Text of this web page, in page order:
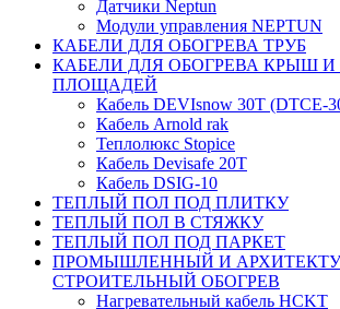
Датчики Neptun
Модули управления NEPTUN
КАБЕЛИ ДЛЯ ОБОГРЕВА ТРУБ
КАБЕЛИ ДЛЯ ОБОГРЕВА КРЫШ
ПЛОЩАДЕЙ
Кабель DEVIsnow 30Т (DTCE-
Кабель Arnold rak
Теплолюкс Stopice
Кабель Devisafe 20T
Кабель DSIG-10
ТЕПЛЫЙ ПОЛ ПОД ПЛИТКУ
ТЕПЛЫЙ ПОЛ В СТЯЖКУ
ТЕПЛЫЙ ПОЛ ПОД ПАРКЕТ
ПРОМЫШЛЕННЫЙ И
СТРОИТЕЛЬНЫЙ ОБОГРЕВ
Нагревательный кабель НCKТ